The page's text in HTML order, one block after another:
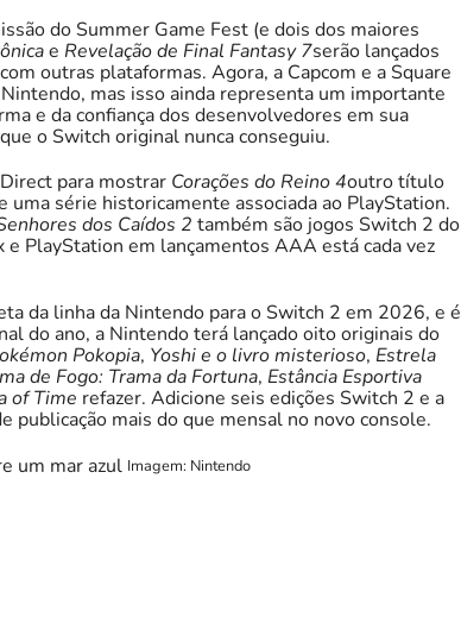
do Summer Game Fest (e dois dos maiores
e Revelação de Final Fantasy 7serão lançados
outras plataformas. Agora, a Capcom e a Square
mas isso ainda representa um importante
e da confiança dos desenvolvedores em sua
o Switch original nunca conseguiu.
para mostrar Corações do Reino 4outro título
série historicamente associada ao PlayStation.
dos Caídos 2 também são jogos Switch 2 do
e PlayStation em lançamentos AAA está cada vez
da linha da Nintendo para o Switch 2 em 2026, e é
do ano, a Nintendo terá lançado oito originais do
Pokopia, Yoshi e o livro misterioso, Estrela
de Fogo: Trama da Fortuna, Estância Esportiva
of Time refazer. Adicione seis edições Switch 2 e a
publicação mais do que mensal no novo console.
Imagem: Nintendo